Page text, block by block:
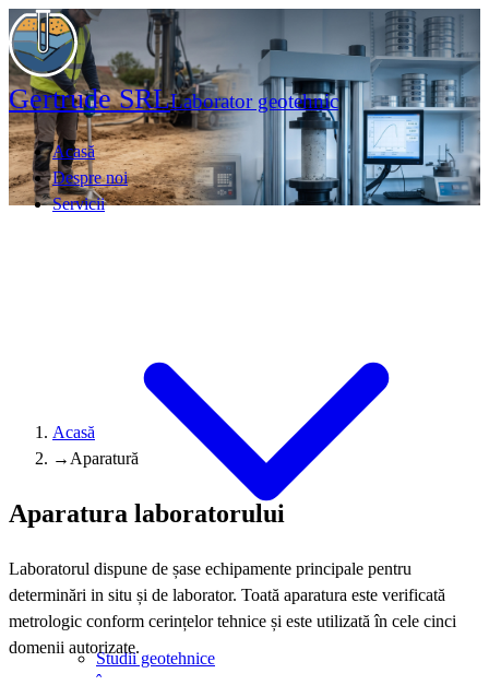
Gertrude SRLLaborator geotehnic
Acasă
Despre noi
Servicii
Studii geotehnice
Acasă
→ Aparatură
Aparatura laboratorului
Laboratorul dispune de șase echipamente principale pentru
determinări in situ și de laborator. Toată aparatura este verificată
metrologic conform cerințelor tehnice și este utilizată în cele cinci
domenii autorizate.